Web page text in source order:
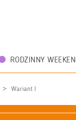
RODZINNY
Wariant I